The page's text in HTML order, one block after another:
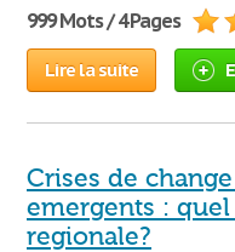
999 Mots / 4 Pages
Lire la suite
Crises de
emergents :
regionale?